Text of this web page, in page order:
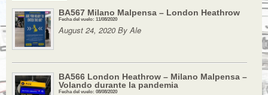
BA567 Milano Malpensa – London Heathrow
Fecha del vuelo: 11/08/2020
August 24, 2020 By Ale
BA566 London Heathrow – Milano Malpensa –
Volando durante la pandemia
Fecha del vuelo: 08/08/2020